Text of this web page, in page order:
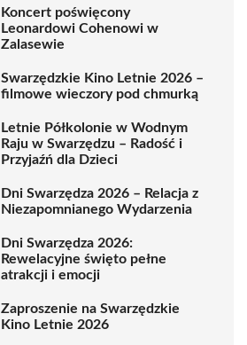
Koncert poświęcony
Leonardowi Cohenowi w
Zalasewie
Swarzędzkie Kino Letnie 2026 –
filmowe wieczory pod chmurką
Letnie Półkolonie w Wodnym
Raju w Swarzędzu – Radość i
Przyjaźń dla Dzieci
Dni Swarzędza 2026 – Relacja z
Niezapomnianego Wydarzenia
Dni Swarzędza 2026:
Rewelacyjne święto pełne
atrakcji i emocji
Zaproszenie na Swarzędzkie
Kino Letnie 2026